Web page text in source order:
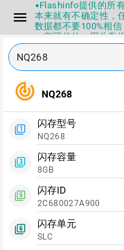
menu
▪Flashinfo提供的所
本来就有不确定性，
数据都不要100%相
一定可信的，因为数
正确的认知，不要随
▪如果发现数据有错
迎积极反馈，
▪Flashinfo APP更新
▪兄弟们没事不要乱
下载服务会暂停一段
▪Flashinfo提供的所
本来就有不确定性，
数据都不要100%相
一定可信的，因为数
▪如果发现数据有错
迎积极反馈，
指导性数据
▪Flashinfo APP更新
签啦，使用更加丝滑
track_changes NQ268
filter_1
闪存型号
NQ268
filter_3
闪存容量
8GB
filter_5
闪存ID
2C680027A900
filter_6
闪存单元
SLC